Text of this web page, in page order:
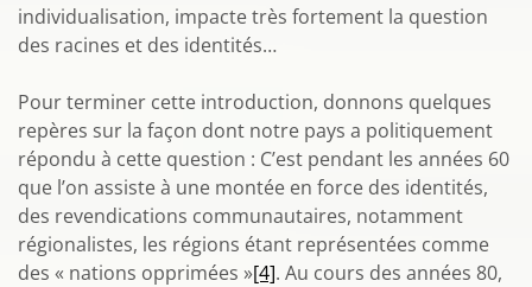
individualisation, impacte très fortement la question
des racines et des identités…
Pour terminer cette introduction, donnons quelques
repères sur la façon dont notre pays a politiquement
répondu à cette question : C’est pendant les années 60
que l’on assiste à une montée en force des identités,
des revendications communautaires, notamment
régionalistes, les régions étant représentées comme
des « nations opprimées »[4]. Au cours des années 80,